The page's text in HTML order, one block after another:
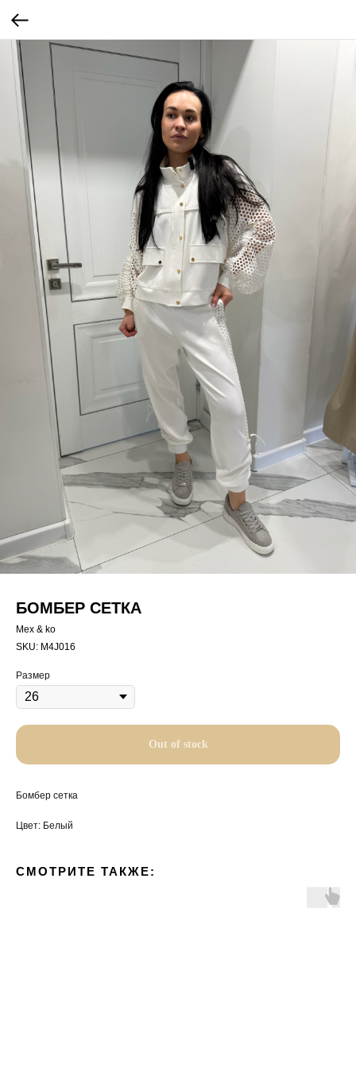
БОМБЕР СЕТКА
Mex & ko
SKU: M4J016
Размер
Out of stock
Бомбер сетка
Цвет: Белый
СМОТРИТЕ ТАКЖЕ: